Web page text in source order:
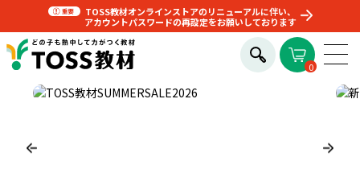
TOSS教材オンラインストアのリニューアルに伴い、
アカウントパスワードの再設定をお願いしております
0